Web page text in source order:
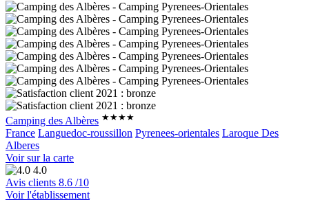
Camping des Albères ★★★★
France Languedoc-roussillon Pyrenees-orientales Laroque Des
Alberes
Voir sur la carte
4.0
Avis clients 8.6 /10
Voir l'établissement